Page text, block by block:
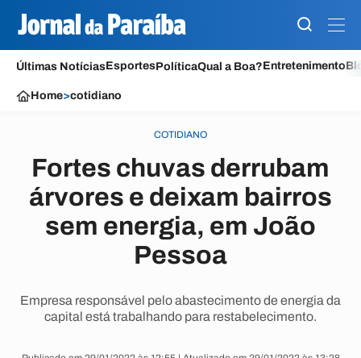
Últimas NotíciasEsportesPolíticaQual a Boa?Entretenimento
Home>cotidiano
COTIDIANO
Fortes chuvas derrubam
árvores e deixam bairros
sem energia, em João
Pessoa
Empresa responsável pelo abastecimento de energia da
capital está trabalhando para restabelecimento.